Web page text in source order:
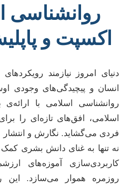
روانشناسی
اکسپت و
دنیای امروز نیازمند
انسان و پیچیدگی‌های وجودی
روانشناسی اسلامی با ارائه‌ی
اسلامی، افق‌های تازه‌ای را
فردی می‌گشاید. نگارش و انتشار
نه تنها به غنای دانش بشری کمک
کاربردی‌سازی آموزه‌های
روزمره هموار می‌سازد. این